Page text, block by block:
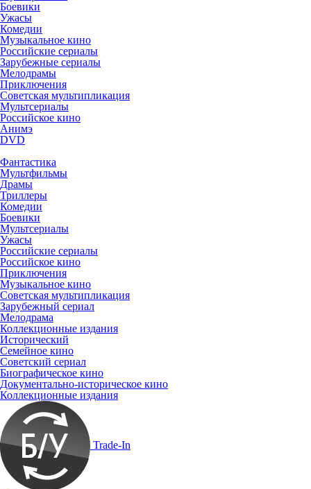
Боевики
Ужасы
Комедии
Музыкальное кино
Российские сериалы
Зарубежные сериалы
Мелодрамы
Приключения
Советская мультипликация
Мультсериалы
Российское кино
Анимэ
DVD
Фантастика
Мультфильмы
Драмы
Триллеры
Комедии
Боевики
Мультсериалы
Ужасы
Российские сериалы
Российское кино
Приключения
Музыкальное кино
Советская мультипликация
Зарубежный сериал
Мелодрама
Коллекционные издания
Исторический
Семейное кино
Советский сериал
Биографическое кино
Документально-историческое кино
Коллекционные издания
Trade-In